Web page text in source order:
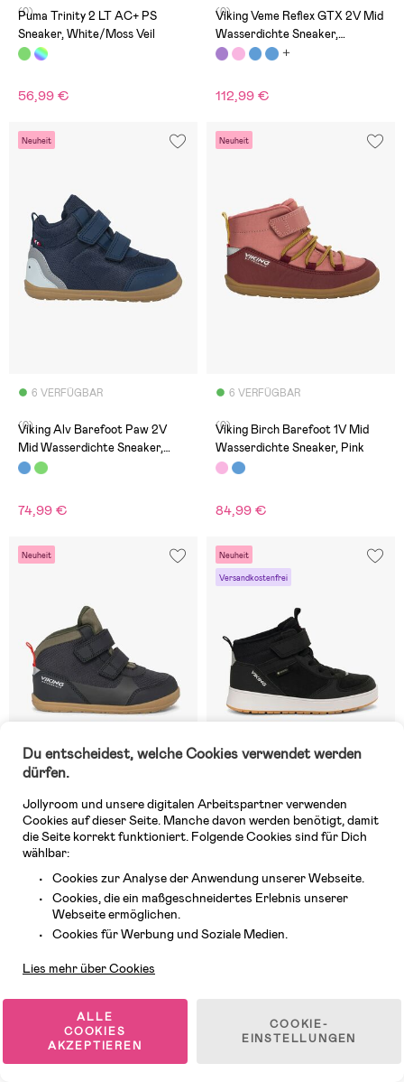
(0)
Puma Trinity 2 LT AC+ PS
Sneaker, White/Moss Veil
56,99 €
(0)
Viking Veme Reflex GTX 2V Mid
Wasserdichte Sneaker,
Burgundy/Violet
112,99 €
Neuheit
6 VERFÜGBAR
(0)
Viking Alv Barefoot Paw 2V
Mid Wasserdichte Sneaker,
Navy
74,99 €
Neuheit
6 VERFÜGBAR
(0)
Viking Birch Barefoot 1V Mid
Wasserdichte Sneaker, Pink
84,99 €
Neuheit
Auf Lager
(0)
Viking Aspen Barefoot 2V Mid
Wasserdichte Sneaker, Black
84,99 €
Neuheit
Versandkostenfrei
Auf Lager
(0)
Viking Epic GTX 1V Mid
Neuheit
Du entscheidest, welche Cookies verwendet werden
dürfen.
Jollyroom und unsere digitalen Arbeitspartner verwenden
Cookies auf dieser Seite. Manche davon werden benötigt, damit
die Seite korrekt funktioniert. Folgende Cookies sind für Dich
wählbar:
Cookies zur Analyse der Anwendung unserer Webseite.
Cookies, die ein maßgeschneidertes Erlebnis unserer
Webseite ermöglichen.
Cookies für Werbung und Soziale Medien.
Lies mehr über Cookies
ALLE
COOKIES
AKZEPTIEREN
COOKIE-
EINSTELLUNGEN